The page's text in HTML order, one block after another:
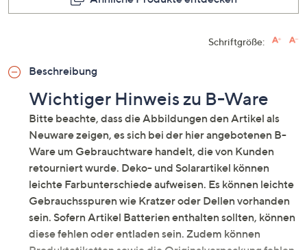
Schriftgröße:
Beschreibung
Wichtiger Hinweis zu B-Ware
Bitte beachte, dass die Abbildungen den Artikel als
Neuware zeigen, es sich bei der hier angebotenen B-
Ware um Gebrauchtware handelt, die von Kunden
retourniert wurde. Deko- und Solarartikel können
leichte Farbunterschiede aufweisen. Es können leichte
Gebrauchsspuren wie Kratzer oder Dellen vorhanden
sein. Sofern Artikel Batterien enthalten sollten, können
diese fehlen oder entladen sein. Zudem können